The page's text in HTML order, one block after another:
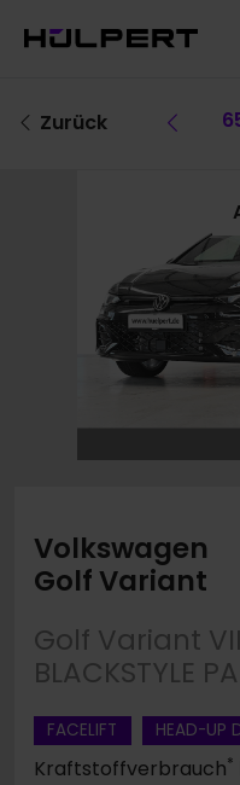
Zurück
Volkswagen
Golf Variant
Golf Variant
BLACKSTYLE
FACELIFT HEAD-UP
Kraftstoffverbrauch*